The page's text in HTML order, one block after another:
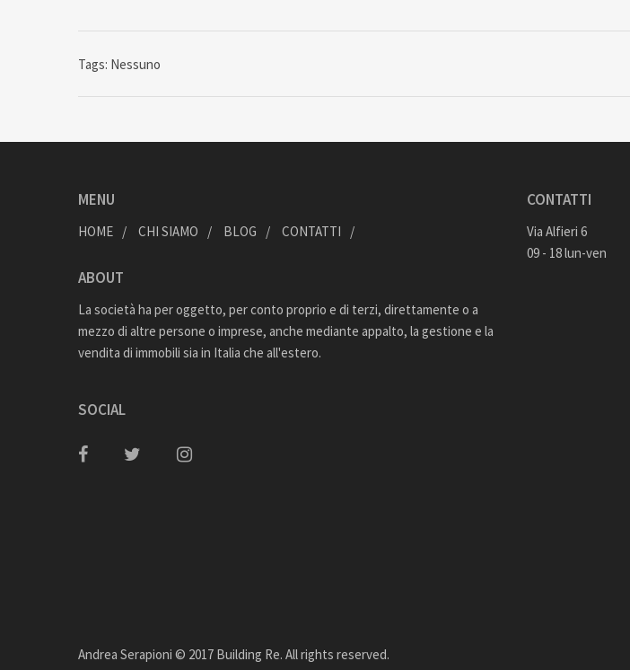
Tags: Nessuno
MENU
HOME CHI SIAMO BLOG CONTATTI
ABOUT
La società ha per oggetto, per conto proprio e di terzi, direttamente o a
mezzo di altre persone o imprese, anche mediante appalto, la gestione e la
vendita di immobili sia in Italia che all'estero.
SOCIAL
CONTATTI
Via Alfieri 6
09 - 18 lun-ven
Andrea Serapioni © 2017 Building Re. All rights reserved.